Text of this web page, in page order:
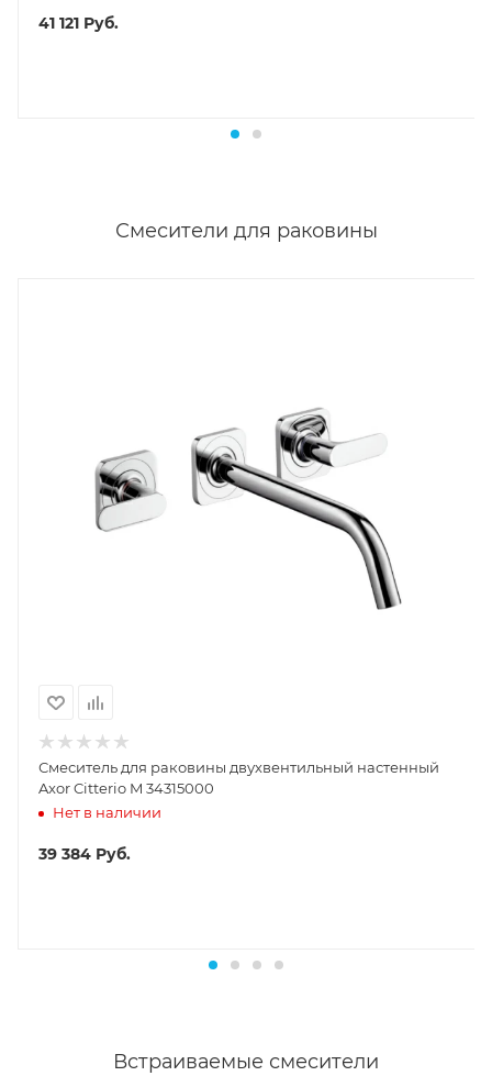
41 121 Руб.
Смесители для раковины
Смеситель для раковины двухвентильный настенный
Axor Citterio M 34315000
Нет в наличии
39 384 Руб.
Встраиваемые смесители